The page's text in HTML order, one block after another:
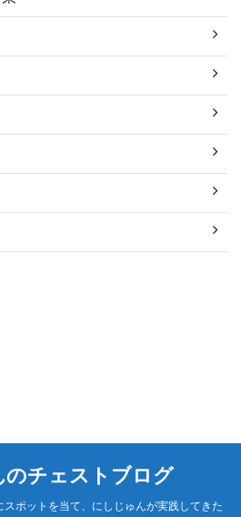
のチェストブログ
ポットを当て、にしじゅんが実践してきた